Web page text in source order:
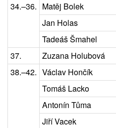
34.–36. Matěj Bolek
Jan Holas
Tadeáš Šmahel
37.
Zuzana Holubová
38.–42. Václav Hončík
Tomáš Lacko
Antonín Tůma
Jiří Vacek